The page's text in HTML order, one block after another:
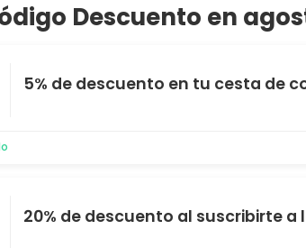
Descuento en
5% de descuento en tu cesta de
20% de descuento al suscribirte a